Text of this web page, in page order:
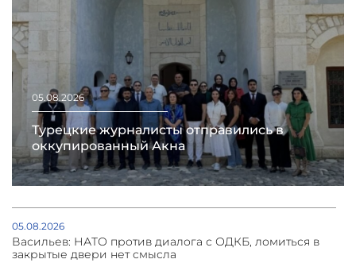
05.08.2026
Турецкие журналисты отправились в
оккупированный Акна
05.08.2026
Васильев: НАТО против диалога с ОДКБ, ломиться в
закрытые двери нет смысла